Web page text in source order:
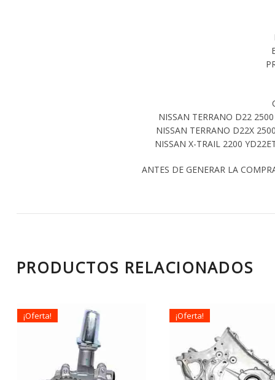
NISSAN TERRANO D22
NISSAN TERRANO D22X
NISSAN X-TRAIL 2200
ANTES DE GENERAR LA
PRODUCTOS RELACIONADOS
¡Oferta! ¡Oferta!